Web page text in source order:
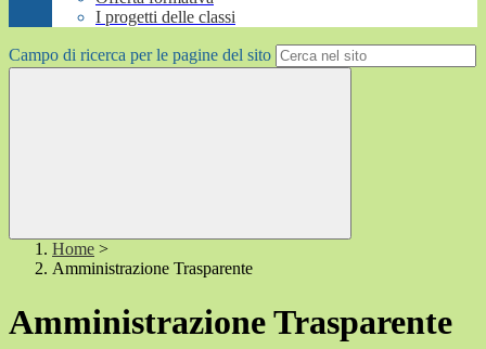
I progetti delle classi
Campo di ricerca per le pagine del sito
Home >
Amministrazione Trasparente
Amministrazione Trasparente